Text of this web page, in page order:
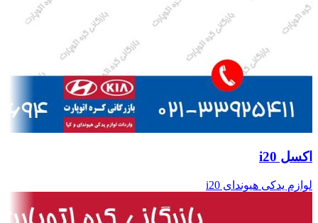
اکسل i20
لوازم یدکی هیوندای i20